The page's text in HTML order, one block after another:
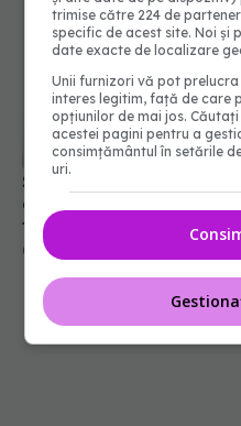
Serul cu vitamina C te
dermatologii despre
funcționează
02 iul 2026, 15:48
trimise către 224 de
specific de acest site. Noi și
date exacte de localizare
Unii furnizori vă pot
interes legitim, față de care
opțiunilor de mai jos.
acestei pagini pentru a
consimțământul în setările
uri.